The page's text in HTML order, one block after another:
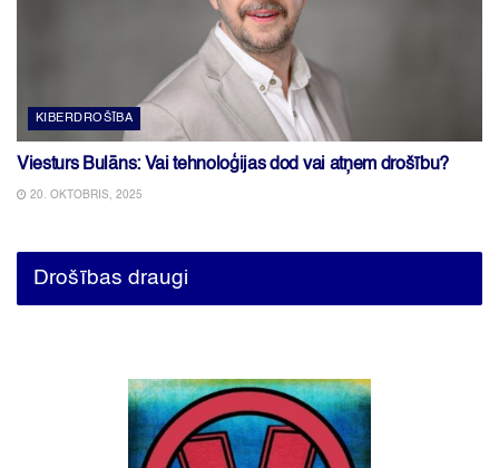
KIBERDROŠĪBA
Viesturs Bulāns: Vai tehnoloģijas dod vai atņem drošību?
20. OKTOBRIS, 2025
Drošības draugi